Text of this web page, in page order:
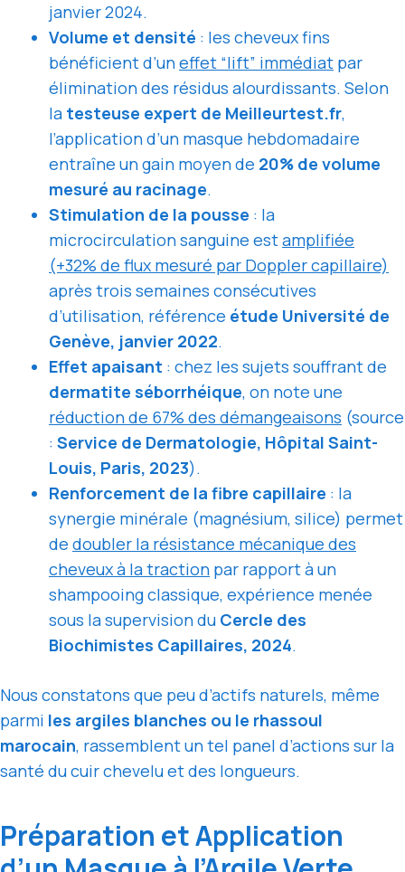
janvier 2024.
Volume et densité : les cheveux fins
bénéficient d’uneffet “lift” immédiat par
élimination des résidus alourdissants. Selon
la testeuse expert de Meilleurtest.fr,
l’application d’un masque hebdomadaire
entraîne un gain moyen de 20% de volume
mesuré au racinage.
Stimulation de la pousse : la
microcirculation sanguine estamplifiée
(+32% de flux mesuré par Doppler capillaire)
après trois semaines consécutives
d’utilisation, référence étude Université de
Genève, janvier 2022.
Effet apaisant : chez les sujets souffrant de
dermatite séborrhéique, on note une
réduction de 67% des démangeaisons (source
: Service de Dermatologie, Hôpital Saint-
Louis, Paris, 2023).
Renforcement de la fibre capillaire : la
synergie minérale (magnésium, silice) permet
de doubler la résistance mécanique des
cheveux à la traction par rapport à un
shampooing classique, expérience menée
sous la supervision du Cercle des
Biochimistes Capillaires, 2024.
Nous constatons que peu d’actifs naturels, même
parmi les argiles blanches ou le rhassoul
marocain, rassemblent un tel panel d’actions sur la
santé du cuir chevelu et des longueurs.
Préparation et Application